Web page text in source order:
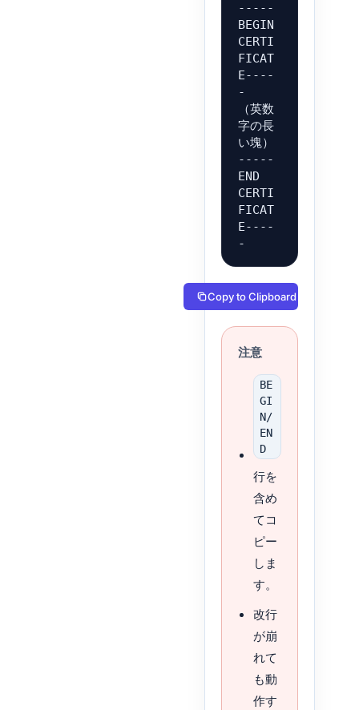
-----
BEGIN
CERTI
FICAT
E----
-
（英数
字の長
い塊）
-----
END
CERTI
FICAT
E----
-
Copy to Clipboard
注意
BE
GI
N/
EN
D
行を
含め
てコ
ピー
しま
す。
改行
が崩
れて
も動
作す